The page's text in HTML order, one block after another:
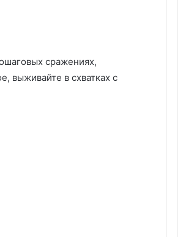
сражениях,
выживайте в схватках с